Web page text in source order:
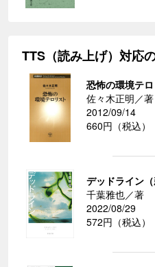
TTS（読み上げ）対応
恐怖の環境テロ
佐々木正明／著
2012/09/14
660円（税込）
デッドライン（
千葉雅也／著
2022/08/29
572円（税込）